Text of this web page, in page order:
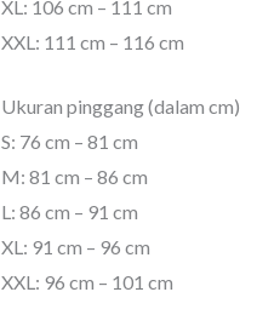
XL: 106 cm – 111 cm
XXL: 111 cm – 116 cm
Ukuran pinggang (dalam cm)
S: 76 cm – 81 cm
M: 81 cm – 86 cm
L: 86 cm – 91 cm
XL: 91 cm – 96 cm
XXL: 96 cm – 101 cm